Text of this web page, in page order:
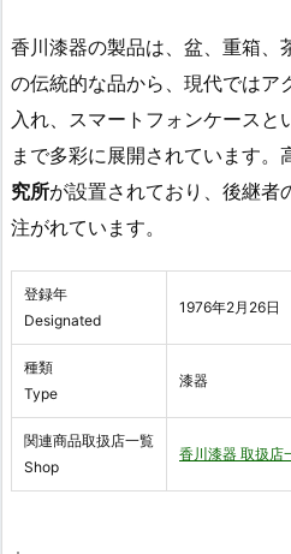
香川漆器の製品は、盆、重箱、
の伝統的な品から、現代ではア
入れ、スマートフォンケースと
まで多彩に展開されています。
究所が設置されており、後継者
注がれています。
登録年
Designated
1976年2月26日
種類
Type
漆器
関連商品取扱店一覧
Shop
香川漆器 取扱店